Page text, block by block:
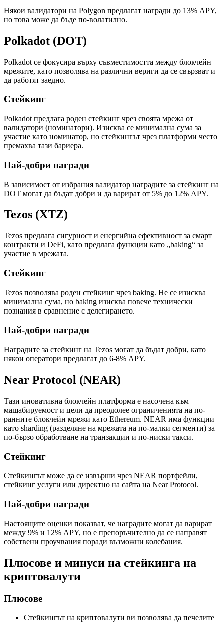
Някои валидатори на Polygon предлагат награди до 13% APY,
но това може да бъде по-волатилно.
Polkadot (DOT)
Polkadot се фокусира върху съвместимостта между блокчейн
мрежите, като позволява на различни вериги да се свързват и
да работят заедно.
Стейкинг
Polkadot предлага роден стейкинг чрез своята мрежа от
валидатори (номинатори). Изисква се минимална сума за
участие като номинатор, но стейкингът чрез платформи често
премахва тази бариера.
Най-добри награди
В зависимост от избрания валидатор наградите за стейкинг на
DOT могат да бъдат добри и да варират от 5% до 12% APY.
Tezos (XTZ)
Tezos предлага сигурност и енергийна ефективност за смарт
контракти и DeFi, като предлага функции като „baking“ за
участие в мрежата.
Стейкинг
Tezos позволява роден стейкинг чрез baking. Не се изисква
минимална сума, но baking изисква повече технически
познания в сравнение с делегирането.
Най-добри награди
Наградите за стейкинг на Tezos могат да бъдат добри, като
някои оператори предлагат до 6-8% APY.
Near Protocol (NEAR)
Тази иновативна блокчейн платформа е насочена към
мащабируемост и цели да преодолее ограниченията на по-
ранните блокчейн мрежи като Ethereum. NEAR има функции
като sharding (разделяне на мрежата на по-малки сегменти) за
по-бързо обработване на транзакции и по-ниски такси.
Стейкинг
Стейкингът може да се извърши чрез NEAR портфейли,
стейкинг услуги или директно на сайта на Near Protocol.
Най-добри награди
Настоящите оценки показват, че наградите могат да варират
между 9% и 12% APY, но е препоръчително да се направят
собствени проучвания поради възможни колебания.
Плюсове и минуси на стейкинга на
криптовалути
Плюсове
Стейкингът на криптовалути ви позволява да печелите